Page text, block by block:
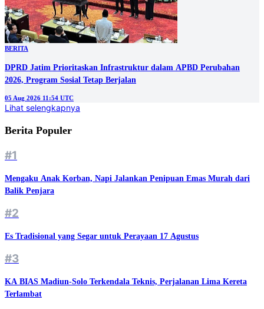
BERITA
DPRD Jatim Prioritaskan Infrastruktur dalam APBD Perubahan
2026, Program Sosial Tetap Berjalan
05 Aug 2026 11:54 UTC
Lihat selengkapnya
Berita Populer
#1
Mengaku Anak Korban, Napi Jalankan Penipuan Emas Murah dari
Balik Penjara
#2
Es Tradisional yang Segar untuk Perayaan 17 Agustus
#3
KA BIAS Madiun-Solo Terkendala Teknis, Perjalanan Lima Kereta
Terlambat